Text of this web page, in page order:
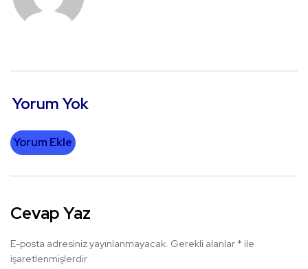
Yorum Yok
Yorum Ekle
Cevap Yaz
E-posta adresiniz yayınlanmayacak. Gerekli alanlar * ile
işaretlenmişlerdir